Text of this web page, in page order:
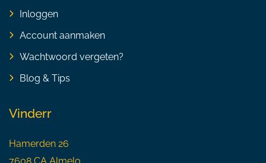
Inloggen
Account aanmaken
Wachtwoord vergeten?
Blog & Tips
Vinderr
Hamerden 26